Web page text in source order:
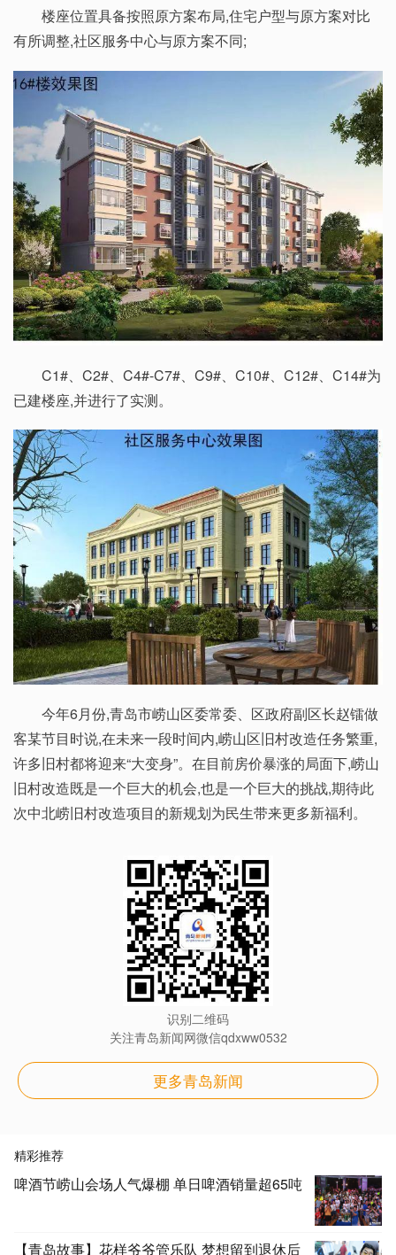
楼座位置具备按照原方案布局,住宅户型与原方案对比
有所调整,社区服务中心与原方案不同;
C1#、C2#、C4#-C7#、C9#、C10#、C12#、C14#为
已建楼座,并进行了实测。
今年6月份,青岛市崂山区委常委、区政府副区长赵镭做
客某节目时说,在未来一段时间内,崂山区旧村改造任务繁重,
许多旧村都将迎来“大变身”。在目前房价暴涨的局面下,崂山
旧村改造既是一个巨大的机会,也是一个巨大的挑战,期待此
次中北崂旧村改造项目的新规划为民生带来更多新福利。
识别二维码
关注青岛新闻网微信qdxww0532
更多青岛新闻
精彩推荐
啤酒节崂山会场人气爆棚 单日啤酒销量超65吨
【青岛故事】花样爷爷管乐队 梦想留到退休后